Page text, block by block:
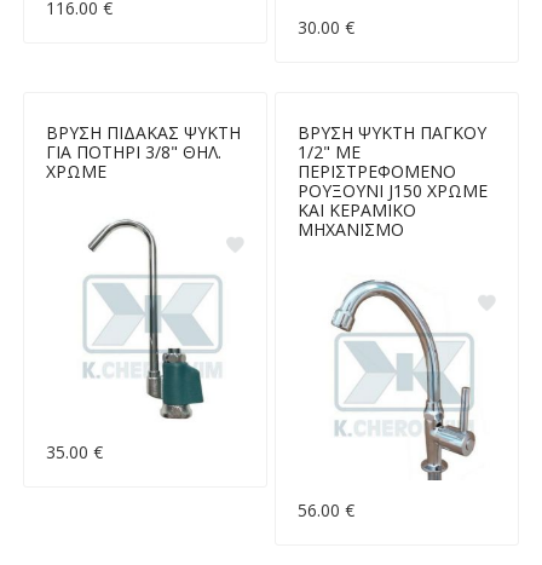
116.00 €
30.00 €
ΒΡΥΣΗ ΠΙΔΑΚΑΣ ΨΥΚΤΗ
ΓΙΑ ΠΟΤΗΡΙ 3/8" ΘΗΛ.
ΧΡΩΜΕ
35.00 €
ΒΡΥΣΗ ΨΥΚΤΗ ΠΑΓΚΟΥ
1/2" ΜΕ
ΠΕΡΙΣΤΡΕΦΟΜΕΝΟ
ΡΟΥΞΟΥΝΙ J150 ΧΡΩΜΕ
ΚΑΙ ΚΕΡΑΜΙΚΟ
ΜΗΧΑΝΙΣΜΟ
56.00 €